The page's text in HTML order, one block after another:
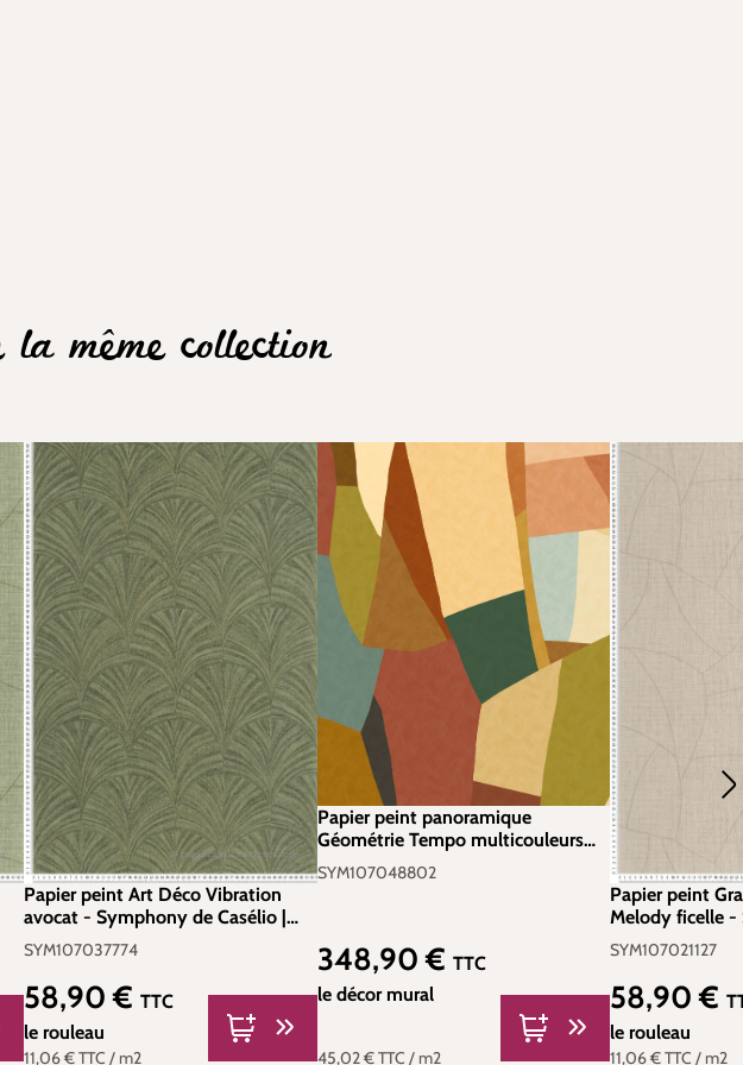
même collection
Papier peint Art Déco Vibration
avocat - Symphony de Casélio |
Réf. SYM107037774
SYM107037774
11,06 €TTC/ m2
Prix régulier :
58,90 €TTC
le rouleau
Papier peint panoramique
Géométrie Tempo multicouleurs
250X310 - Symphony de Casélio |
Réf. SYM107048802
SYM107048802
45,02 €TTC / m2
Prix régulier :
348,90 € TTC
le décor mural
Papier peint
Melody ficelle
Casélio | Réf.
SYM107021127
11,06 €TTC / m2
Prix régulier :
58,90 €
le rouleau